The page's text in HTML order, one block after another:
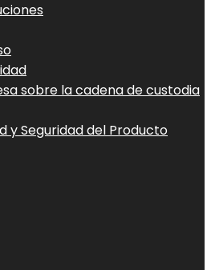
sobre la cadena de custodia
y Seguridad del Producto